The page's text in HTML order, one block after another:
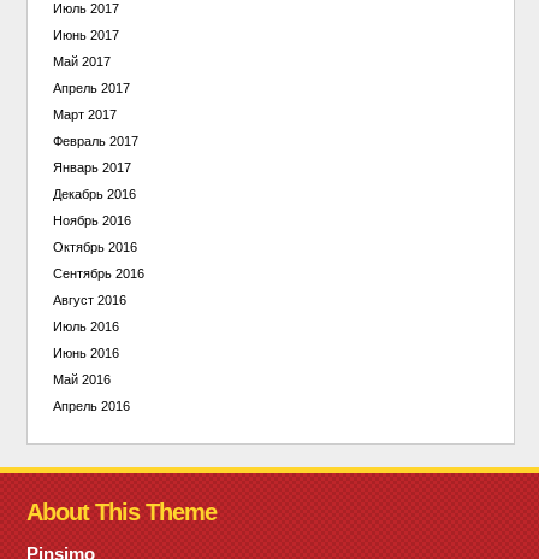
Июль 2017
Июнь 2017
Май 2017
Апрель 2017
Март 2017
Февраль 2017
Январь 2017
Декабрь 2016
Ноябрь 2016
Октябрь 2016
Сентябрь 2016
Август 2016
Июль 2016
Июнь 2016
Май 2016
Апрель 2016
About This Theme
Pinsimo